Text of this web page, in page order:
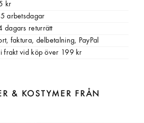
kr
arbetsdagar
dagars returrätt
faktura, delbetalning, PayPal
frakt vid köp över 199 kr
& KOSTYMER FRÅN